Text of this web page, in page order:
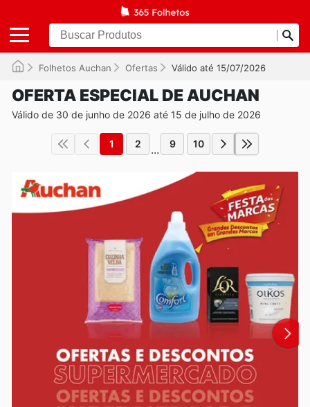
Folhetos Auchan Ofertas Válido até 15/07/2026
OFERTA ESPECIAL DE AUCHAN
Válido de 30 de junho de 2026 até 15 de julho de 2026
1 2 ... 9 10